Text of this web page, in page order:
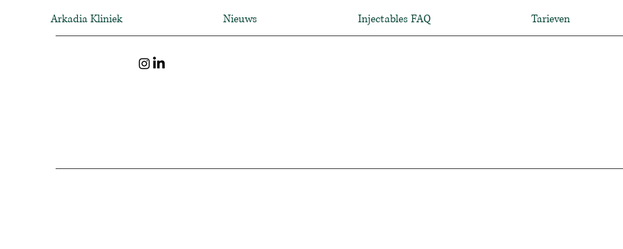
Arkadia Kliniek Nieuws Injectables FAQ Tarieven